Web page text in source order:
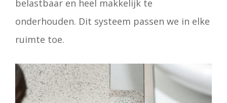
belastbaar en heel makkelijk te
onderhouden. Dit systeem passen we in elke
ruimte toe.